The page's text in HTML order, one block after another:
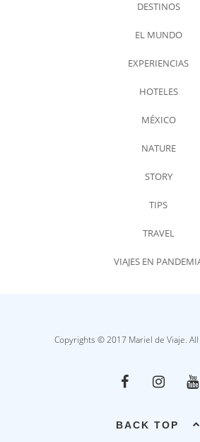
DESTINOS
EL MUNDO
EXPERIENCIAS
HOTELES
MÉXICO
NATURE
STORY
TIPS
TRAVEL
VIAJES EN
Copyrights © 2017 Mariel de Viaje.
BACK TOP